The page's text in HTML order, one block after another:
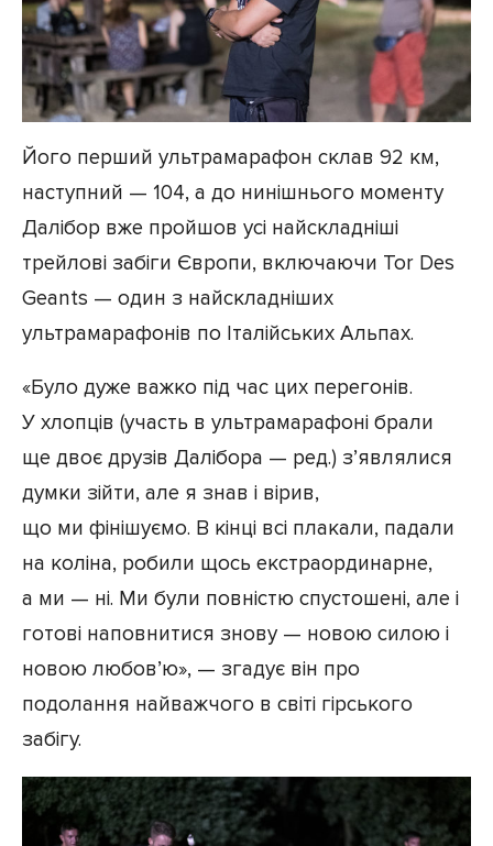
Його перший ультрамарафон склав 92 км,
наступний — 104, а до нинішнього моменту
Далібор вже пройшов усі найскладніші
трейлові забіги Європи, включаючи Tor Des
Geants — один з найскладніших
ультрамарафонів по Італійських Альпах.
«Було дуже важко під час цих перегонів.
У хлопців (участь в ультрамарафоні брали
ще двоє друзів Далібора — ред.) з’являлися
думки зійти, але я знав і вірив,
що ми фінішуємо. В кінці всі плакали, падали
на коліна, робили щось екстраординарне,
а ми — ні. Ми були повністю спустошені, але і
готові наповнитися знову — новою силою і
новою любов’ю», — згадує він про
подолання найважчого в світі гірського
забігу.